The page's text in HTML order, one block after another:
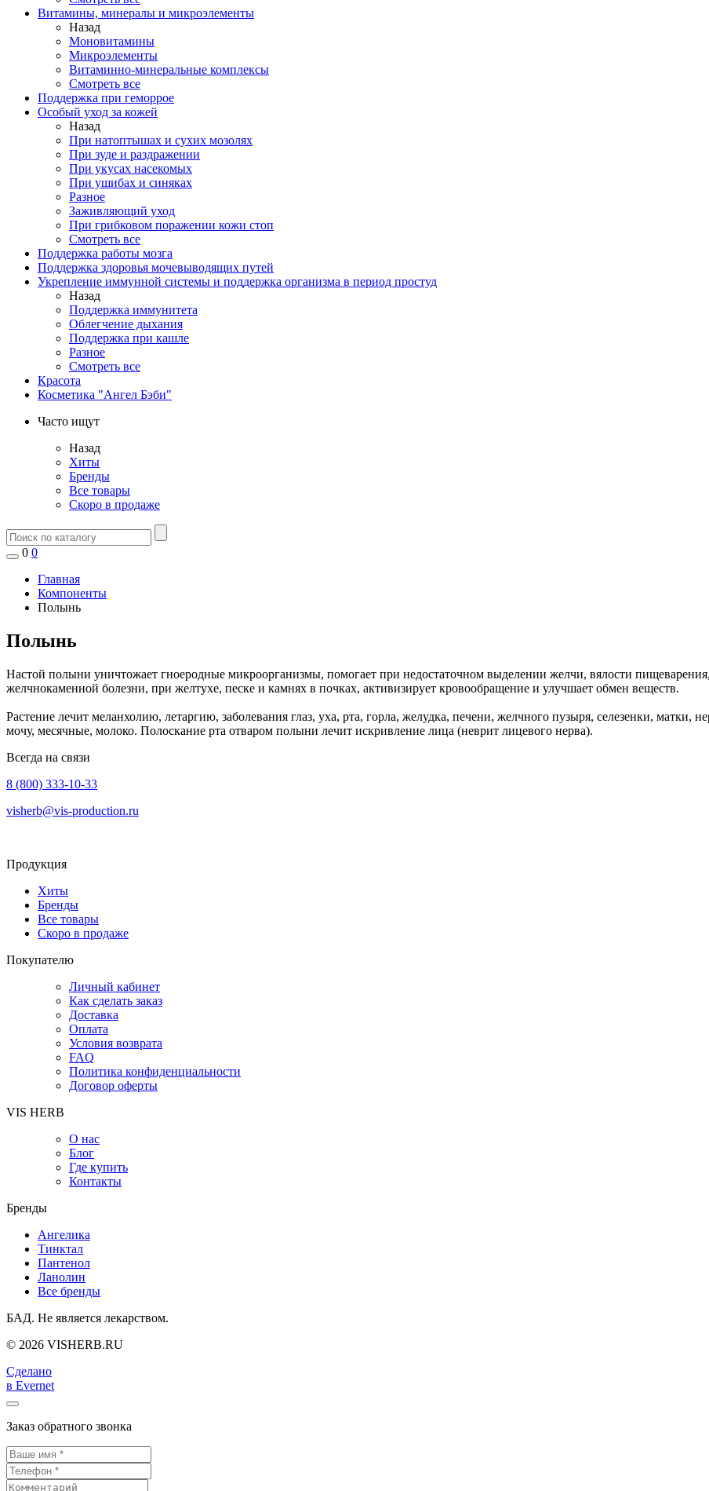
Витамины, минералы и микроэлементы
Назад
Моновитамины
Микроэлементы
Витаминно-минеральные комплексы
Смотреть все
Поддержка при геморрое
Особый уход за кожей
Назад
При натоптышах и сухих мозолях
При зуде и раздражении
При укусах насекомых
При ушибах и синяках
Разное
Заживляющий уход
При грибковом поражении кожи стоп
Смотреть все
Поддержка работы мозга
Поддержка здоровья мочевыводящих путей
Укрепление иммунной системы и поддержка организма в период простуд
Назад
Поддержка иммунитета
Облегчение дыхания
Поддержка при кашле
Разное
Смотреть все
Красота
Косметика "Ангел Бэби"
Часто ищут
Назад
Хиты
Бренды
Все товары
Скоро в продаже
0 0
Главная
Компоненты
Полынь
Полынь
Настой полыни уничтожает гноеродные микроорганизмы, помогает при недостаточном выделении желчи, вялости пищеварения,
желчнокаменной болезни, при желтухе, песке и камнях в почках, активизирует кровообращение и улучшает обмен веществ.
Растение лечит меланхолию, летаргию, заболевания глаз, уха, рта, горла, желудка, печени, желчного пузыря, селезенки, матки,
мочу, месячные, молоко. Полоскание рта отваром полыни лечит искривление лица (неврит лицевого нерва).
Всегда на связи
8 (800) 333-10-33
visherb@vis-production.ru
Продукция
Хиты
Бренды
Все товары
Скоро в продаже
Покупателю
Личный кабинет
Как сделать заказ
Доставка
Оплата
Условия возврата
FAQ
Политика конфиденциальности
Договор оферты
VIS HERB
О нас
Блог
Где купить
Контакты
Бренды
Ангелика
Тинктал
Пантенол
Ланолин
Все бренды
БАД. Не является лекарством.
© 2026 VISHERB.RU
Сделано
в Evernet
Заказ обратного звонка